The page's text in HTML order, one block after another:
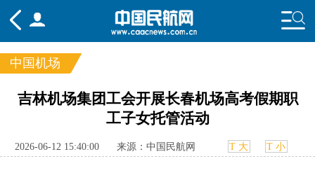
频道
要闻 国内 国际
航图 智库 专题 舆情
中国机场
吉林机场集团工会开展长春机场高考假期职
工子女托管活动
2026-06-12 15:40:00 来源：中国民航网 T 大 T 小